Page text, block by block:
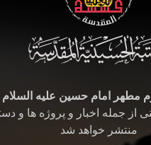
مطهر امام حسین علیه السلام
از جمله اخبار و پروژه ها و
منتشر خواهد شد